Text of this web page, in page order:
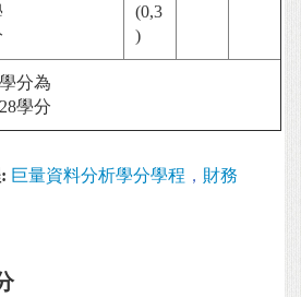
(0,3
)
分為
學分
巨量資料分析學分學程 ， 財務